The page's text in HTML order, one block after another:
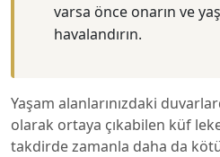
varsa önce onarın ve
havalandırın.
Yaşam alanlarınızdaki
olarak ortaya çıkabilen küf
takdirde zamanla daha da